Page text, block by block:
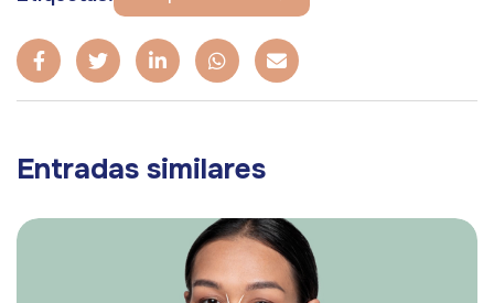
Entradas similares